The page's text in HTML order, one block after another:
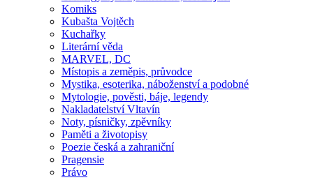
Komiks
Kubašta Vojtěch
Kuchařky
Literární věda
MARVEL, DC
Místopis a zeměpis, průvodce
Mystika, esoterika, náboženství a podobné
Mytologie, pověsti, báje, legendy
Nakladatelství Vltavín
Noty, písničky, zpěvníky
Paměti a životopisy
Poezie česká a zahraniční
Pragensie
Právo